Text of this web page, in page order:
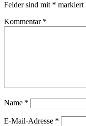
Felder sind mit * markiert
Kommentar *
Name *
E-Mail-Adresse *